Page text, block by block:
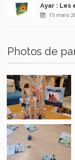
Ayar : Les
15 mars
Photos de